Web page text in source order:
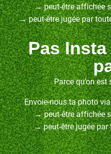
→ peut-être affichée
→ peut-être jugée par
Pas
Parce qu’on
Envoie-nous ta photo
→ peut-être affichée
→ peut-être jugée par